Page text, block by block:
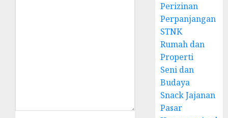
Perizinan
Perpanjangan
STNK
Rumah dan
Properti
Seni dan
Budaya
Snack Jajanan
Pasar